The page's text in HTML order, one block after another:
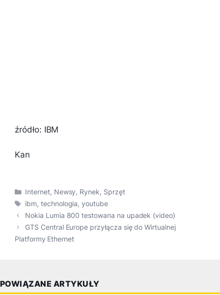
źródło: IBM
Kan
Kategorie
Internet, Newsy, Rynek, Sprzęt
Tagi
ibm, technologia,youtube
Nokia Lumia 800 testowana na upadek (video)
GTS Central Europe przyłącza się do Wirtualnej
Platformy Ethernet
POWIĄZANE ARTYKUŁY